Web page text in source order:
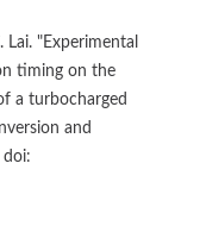
Lai. "Experimental
timing on the
a turbocharged
and
doi: